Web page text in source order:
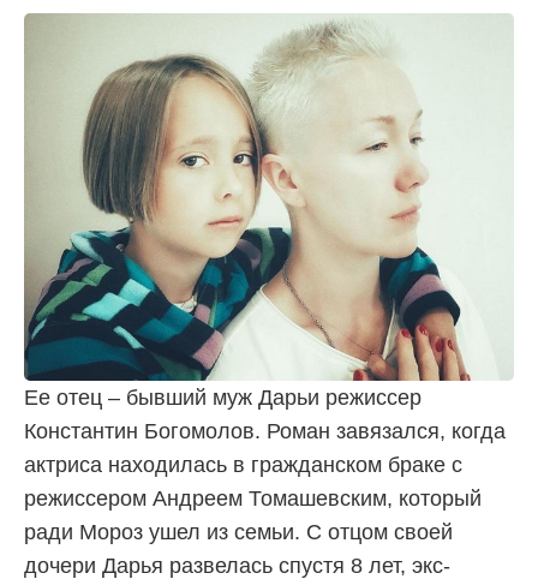
Ее отец – бывший муж Дарьи режиссер
Константин Богомолов. Роман завязался, когда
актриса находилась в гражданском браке с
режиссером Андреем Томашевским, который
ради Мороз ушел из семьи. С отцом своей
дочери Дарья развелась спустя 8 лет, экс-